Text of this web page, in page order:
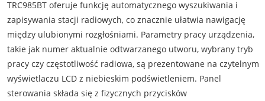
TRC985BT oferuje funkcję automatycznego wyszukiwania i
zapisywania stacji radiowych, co znacznie ułatwia nawigację
między ulubionymi rozgłośniami. Parametry pracy urządzenia,
takie jak numer aktualnie odtwarzanego utworu, wybrany tryb
pracy czy częstotliwość radiowa, są prezentowane na czytelnym
wyświetlaczu LCD z niebieskim podświetleniem. Panel
sterowania składa się z fizycznych przycisków